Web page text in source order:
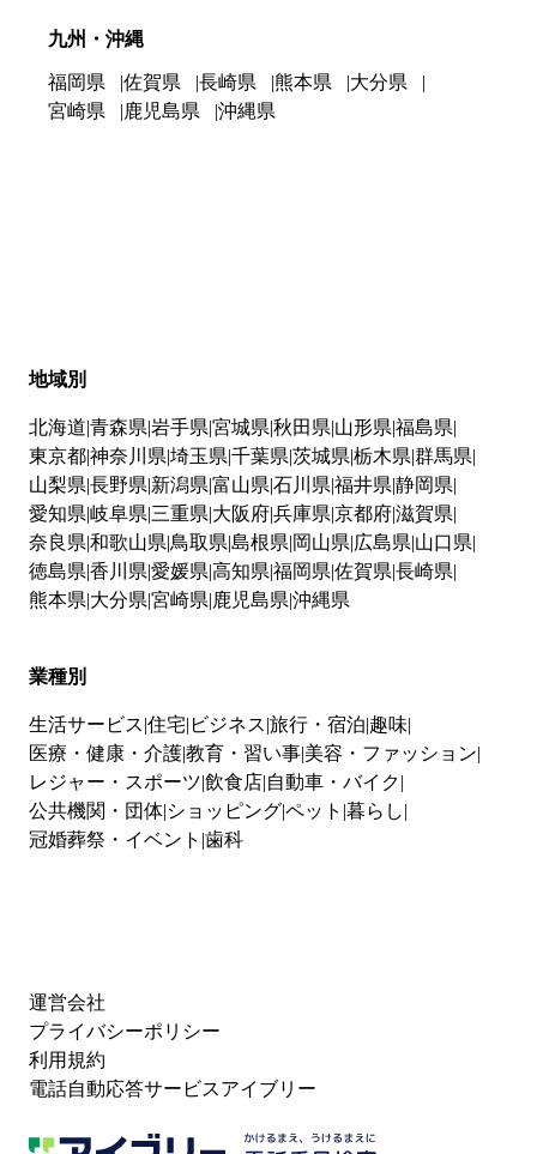
九州・沖縄
福岡県 佐賀県 長崎県 熊本県
大分県
宮崎県
鹿児島県 沖縄県
地域別
北海道 青森県 岩手県 宮城県 秋田県 山形県 福島県
東京都神奈川県 埼玉県 千葉県 茨城県 栃木県 群馬県
山梨県 長野県 新潟県 富山県 石川県 福井県 静岡県
愛知県 岐阜県 三重県 大阪府兵庫県 京都府滋賀県
奈良県 和歌山県 鳥取県 島根県 岡山県 広島県 山口県
徳島県 香川県 愛媛県 高知県 福岡県 佐賀県 長崎県
熊本県 大分県 宮崎県 鹿児島県 沖縄県
業種別
生活サービス 住宅 ビジネス 旅行・宿泊 趣味
医療・健康・介護教育・習い事 美容・ファッション
レジャー・スポーツ 飲食店 自動車・バイク
公共機関・団体 ショッピングペット 暮らし
冠婚葬祭・イベント 歯科
運営会社
プライバシーポリシー
利用規約
電話自動応答サービスアイブリー